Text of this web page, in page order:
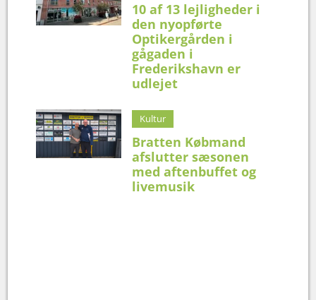
10 af 13 lejligheder i
den nyopførte
Optikergården i
gågaden i
Frederikshavn er
udlejet
Kultur
Bratten Købmand
afslutter sæsonen
med aftenbuffet og
livemusik